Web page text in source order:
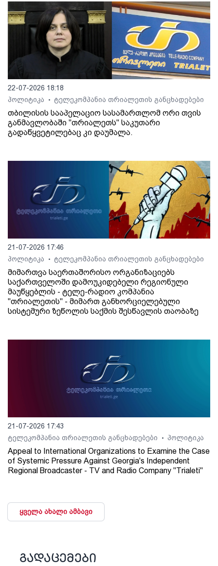
22-07-2026 18:18
პოლიტიკა
• ტელეკომპანია თრიალეთის განცხადებები
თბილისის სააპელაციო სასამართლომ ორი თვის
განმავლობაში "თრიალეთს" საკუთარი
გადაწყვეტილებაც კი დაუმალა.
21-07-2026 17:46
პოლიტიკა
• ტელეკომპანია თრიალეთის განცხადებები
მიმართვა საერთაშორისო ორგანიზაციებს
საქართველოში დამოუკიდებელი რეგიონული
მაუწყებლის - ტელე-რადიო კომპანია
"თრიალეთის" - მიმართ განხორციელებული
სისტემური ზეწოლის საქმის შესწავლის თაობაზე
21-07-2026 17:43
ტელეკომპანია თრიალეთის განცხადებები
• პოლიტიკა
Appeal to International Organizations to Examine the Case
of Systemic Pressure Against Georgia's Independent
Regional Broadcaster - TV and Radio Company "Trialeti"
ყველა ახალი ამბავი
გადაცემები